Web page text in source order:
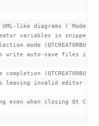
like diagrams
variables in snippets
mode (QTCREATORBUG-
write auto-save files in
(QTCREATORBUG-
leaving invalid editor
when closing Qt